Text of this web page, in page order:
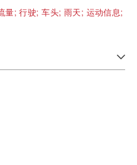
量;行驶;车头; 雨天; 运动信息;